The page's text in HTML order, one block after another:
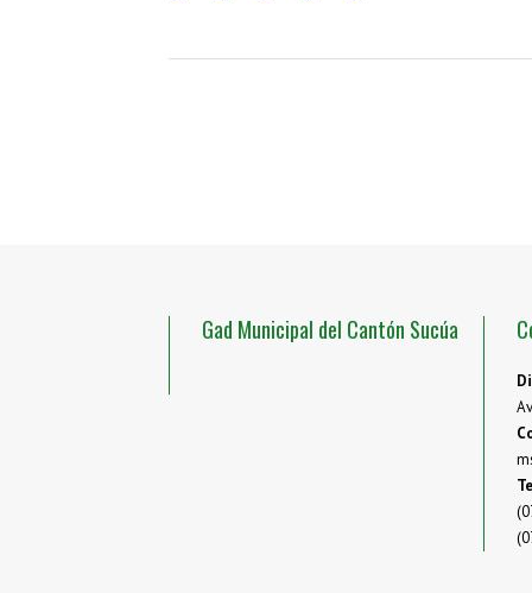
Gad Municipal del Cantón Sucúa